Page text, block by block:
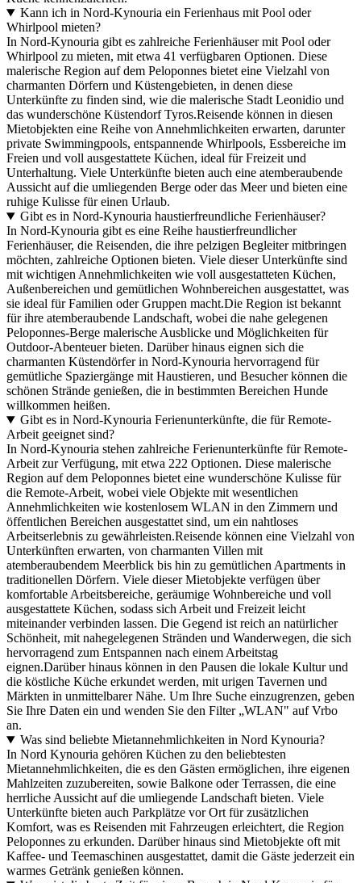
Kann ich in Nord-Kynouria ein Ferienhaus mit Pool oder
Whirlpool mieten?
In Nord-Kynouria gibt es zahlreiche Ferienhäuser mit Pool oder
Whirlpool zu mieten, mit etwa 41 verfügbaren Optionen. Diese
malerische Region auf dem Peloponnes bietet eine Vielzahl von
charmanten Dörfern und Küstengebieten, in denen diese
Unterkünfte zu finden sind, wie die malerische Stadt Leonidio und
das wunderschöne Küstendorf Tyros.Reisende können in diesen
Mietobjekten eine Reihe von Annehmlichkeiten erwarten, darunter
private Swimmingpools, entspannende Whirlpools, Essbereiche im
Freien und voll ausgestattete Küchen, ideal für Freizeit und
Unterhaltung. Viele Unterkünfte bieten auch eine atemberaubende
Aussicht auf die umliegenden Berge oder das Meer und bieten eine
ruhige Kulisse für einen Urlaub.
Gibt es in Nord-Kynouria haustierfreundliche Ferienhäuser?
In Nord-Kynouria gibt es eine Reihe haustierfreundlicher
Ferienhäuser, die Reisenden, die ihre pelzigen Begleiter mitbringen
möchten, zahlreiche Optionen bieten. Viele dieser Unterkünfte sind
mit wichtigen Annehmlichkeiten wie voll ausgestatteten Küchen,
Außenbereichen und gemütlichen Wohnbereichen ausgestattet, was
sie ideal für Familien oder Gruppen macht.Die Region ist bekannt
für ihre atemberaubende Landschaft, wobei die nahe gelegenen
Peloponnes-Berge malerische Ausblicke und Möglichkeiten für
Outdoor-Abenteuer bieten. Darüber hinaus eignen sich die
charmanten Küstendörfer in Nord-Kynouria hervorragend für
gemütliche Spaziergänge mit Haustieren, und Besucher können die
schönen Strände genießen, die in bestimmten Bereichen Hunde
willkommen heißen.
Gibt es in Nord-Kynouria Ferienunterkünfte, die für Remote-
Arbeit geeignet sind?
In Nord-Kynouria stehen zahlreiche Ferienunterkünfte für Remote-
Arbeit zur Verfügung, mit etwa 222 Optionen. Diese malerische
Region auf dem Peloponnes bietet eine wunderschöne Kulisse für
die Remote-Arbeit, wobei viele Objekte mit wesentlichen
Annehmlichkeiten wie kostenlosem WLAN in den Zimmern und
öffentlichen Bereichen ausgestattet sind, um ein nahtloses
Arbeitserlebnis zu gewährleisten.Reisende können eine Vielzahl von
Unterkünften erwarten, von charmanten Villen mit
atemberaubendem Meerblick bis hin zu gemütlichen Apartments in
traditionellen Dörfern. Viele dieser Mietobjekte verfügen über
komfortable Arbeitsbereiche, geräumige Wohnbereiche und voll
ausgestattete Küchen, sodass sich Arbeit und Freizeit leicht
miteinander verbinden lassen. Die Gegend ist reich an natürlicher
Schönheit, mit nahegelegenen Stränden und Wanderwegen, die sich
hervorragend zum Entspannen nach einem Arbeitstag
eignen.Darüber hinaus können in den Pausen die lokale Kultur und
die köstliche Küche erkundet werden, mit urigen Tavernen und
Märkten in unmittelbarer Nähe. Um Ihre Suche einzugrenzen, geben
Sie Ihre Daten ein und wenden Sie den Filter „WLAN" auf Vrbo
an.
Was sind beliebte Mietannehmlichkeiten in Nord Kynouria?
In Nord Kynouria gehören Küchen zu den beliebtesten
Mietannehmlichkeiten, die es den Gästen ermöglichen, ihre eigenen
Mahlzeiten zuzubereiten, sowie Balkone oder Terrassen, die eine
herrliche Aussicht auf die umliegende Landschaft bieten. Viele
Unterkünfte bieten auch Parkplätze vor Ort für zusätzlichen
Komfort, was es Reisenden mit Fahrzeugen erleichtert, die Region
Peloponnes zu erkunden. Darüber hinaus sind Mietobjekte oft mit
Kaffee- und Teemaschinen ausgestattet, damit die Gäste jederzeit ein
warmes Getränk genießen können.